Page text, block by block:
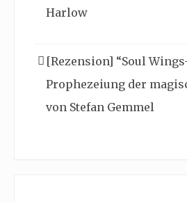
Harlow
[Rezension] “Soul
Prophezeiung der
von Stefan Gemmel